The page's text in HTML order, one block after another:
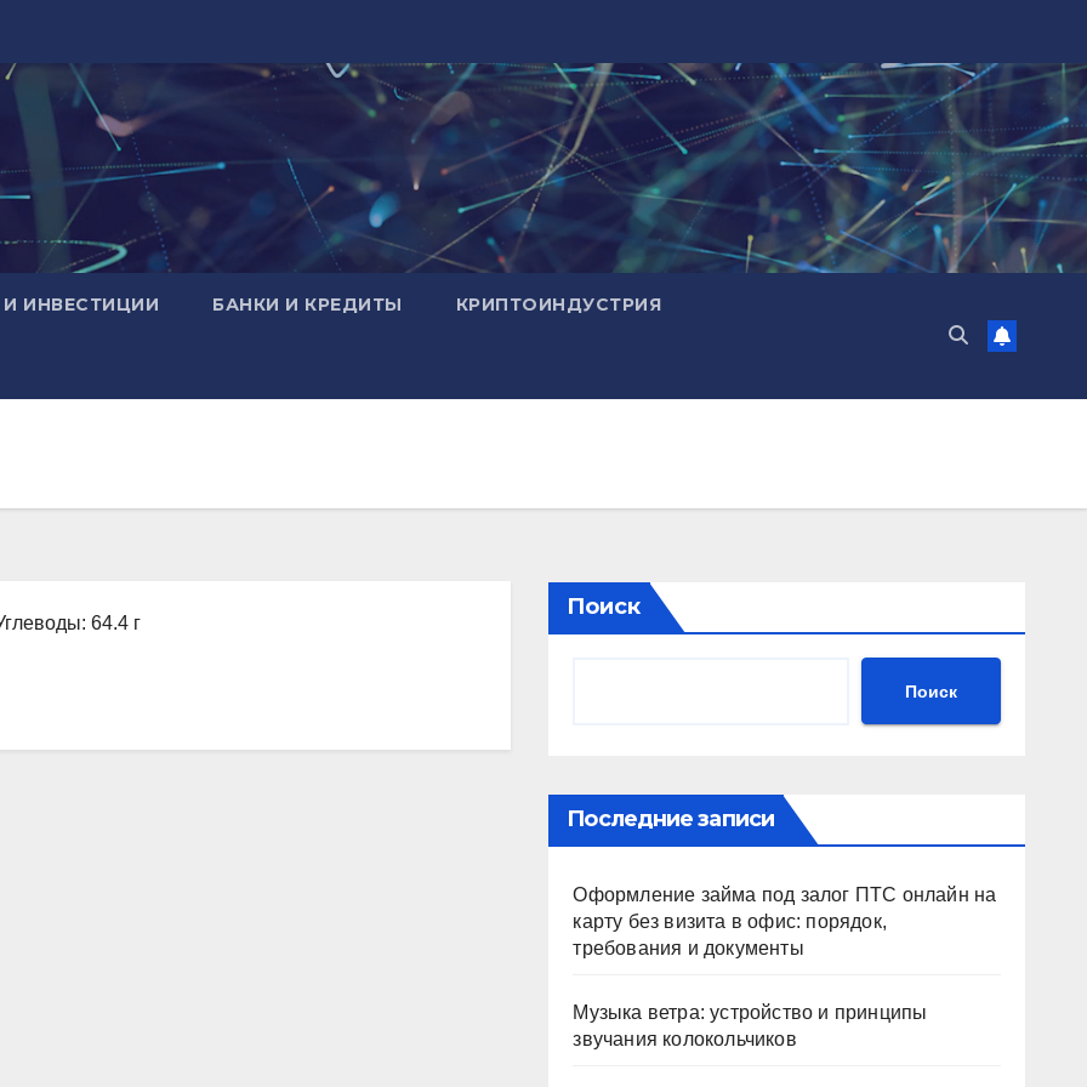
И ИНВЕСТИЦИИ БАНКИ И КРЕДИТЫ КРИПТОИНДУСТРИЯ
64.4 г
Поиск
Поиск
Последние записи
Оформление займа под залог ПТС онлайн на
карту без визита в офис: порядок,
требования и документы
Музыка ветра: устройство и принципы
звучания колокольчиков